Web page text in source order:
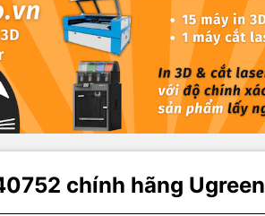
chính hãng Ugreen